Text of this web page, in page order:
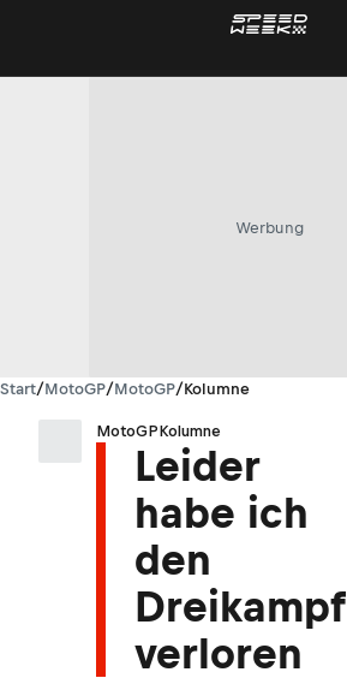
Werbung
Start/MotoGP/MotoGP/Kolumne
MotoGPKolumne
Leider
habe ich
den
Dreikampf
verloren